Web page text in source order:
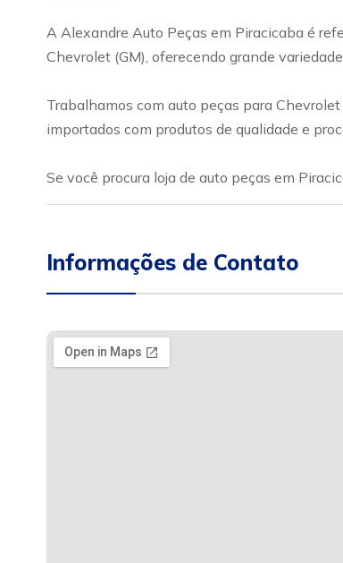
A Alexandre Auto Peças em Piracicaba é
Chevrolet (GM), oferecendo grande
Trabalhamos com auto peças para
importados com produtos de qualidade e
Se você procura loja de auto peças em
Informações de Contato